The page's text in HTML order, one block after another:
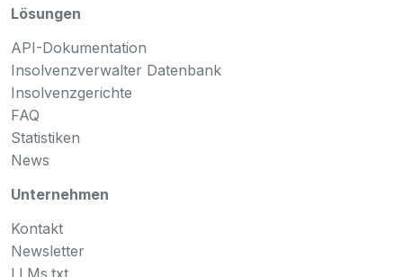
Lösungen
API-Dokumentation
Insolvenzverwalter Datenbank
Insolvenzgerichte
FAQ
Statistiken
News
Unternehmen
Kontakt
Newsletter
LLMs.txt